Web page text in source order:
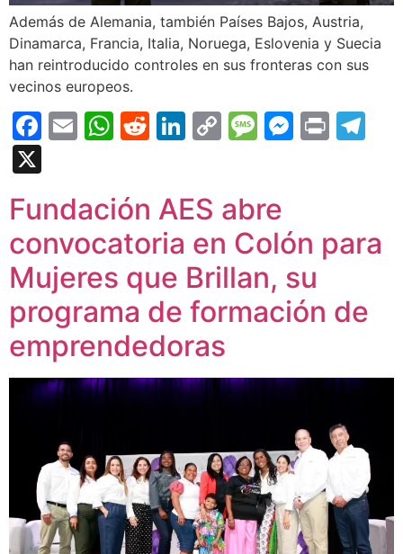
Además de Alemania, también Países Bajos, Austria,
Dinamarca, Francia, Italia, Noruega, Eslovenia y Suecia
han reintroducido controles en sus fronteras con sus
vecinos europeos.
Facebook
EmailWhatsApp
Reddit
LinkedIn
CopyMessage
Print
Fundación AES abre
convocatoria en Colón para
Mujeres que Brillan, su
programa de formación de
emprendedoras